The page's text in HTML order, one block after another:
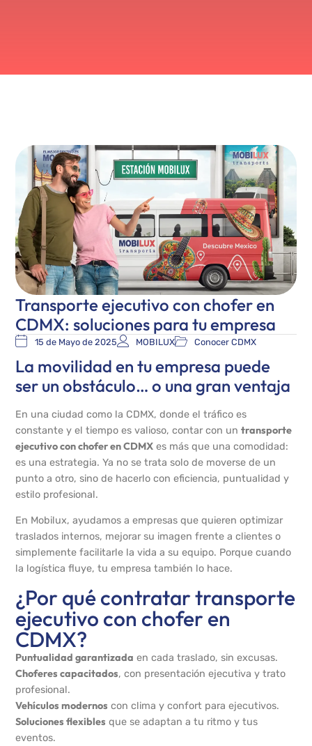
Transporte ejecutivo con chofer en
CDMX: soluciones para tu empresa
15 de Mayo de 2025 MOBILUX Conocer CDMX
La movilidad en tu empresa puede
ser un obstáculo… o una gran ventaja
En una ciudad como la CDMX, donde el tráfico es
constante y el tiempo es valioso, contar con untransporte
ejecutivo con chofer en CDMX es más que una comodidad:
es una estrategia. Ya no se trata solo de moverse de un
punto a otro, sino de hacerlo con eficiencia, puntualidad y
estilo profesional.
En Mobilux, ayudamos a empresas que quieren optimizar
traslados internos, mejorar su imagen frente a clientes o
simplemente facilitarle la vida a su equipo. Porque cuando
la logística fluye, tu empresa también lo hace.
¿Por qué contratar transporte
ejecutivo con chofer en
CDMX?
Puntualidad garantizada en cada traslado, sin excusas.
Choferes capacitados, con presentación ejecutiva y trato
profesional.
Vehículos modernos con clima y confort para ejecutivos.
Soluciones flexibles que se adaptan a tu ritmo y tus
eventos.